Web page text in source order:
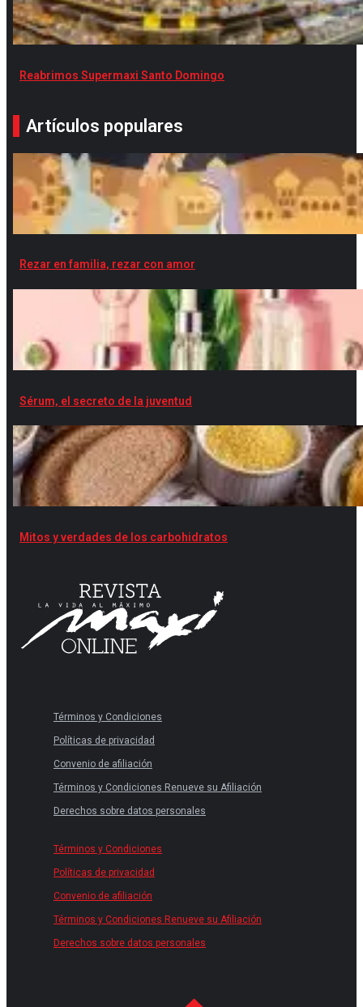
Reabrimos Supermaxi Santo Domingo
Artículos populares
Rezar en familia, rezar con amor
Sérum, el secreto de la juventud
Mitos y verdades de los carbohidratos
Términos y Condiciones
Políticas de privacidad
Convenio de afiliación
Términos y Condiciones Renueve su Afiliación
Derechos sobre datos personales
Términos y Condiciones
Políticas de privacidad
Convenio de afiliación
Términos y Condiciones Renueve su Afiliación
Derechos sobre datos personales